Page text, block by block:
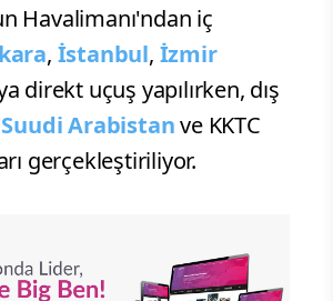
Havalimanı'ndan iç
, İstanbul, İzmir
direkt uçuş yapılırken, dış
Suudi Arabistanve KKTC
gerçekleştiriliyor.